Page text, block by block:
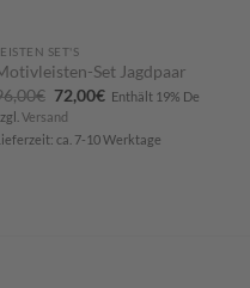
SET'S
Set Jagdpaar
€ Ursprünglicher
Preis
war:
96,00€
72,00€Aktueller
72,00€.
Enthält 19% De
Versand
ca. 7-10 Werktage